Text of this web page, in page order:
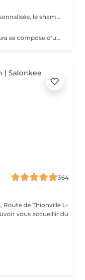
Le pack comprend une consultation personnalisée, le shampooing et le conditionneur spécifiques REDKEN , le séchage et les produits de styling REDKEN * Tarifs à titre indicatifs à confirmer après la consultation personnalisée établit auprès de votre coiffeur/stylist/spécialiste * La direction se réserve le droit d’apporter des modifications pour le bon fonctionnement du salon
Le Rituel de massage Japonais Shu uemura se compose d'un shampooing et d'un soin d'une durée de 30 minutes pour une relaxation une une réparation intense du cheveu et ensuite le pack styling
364